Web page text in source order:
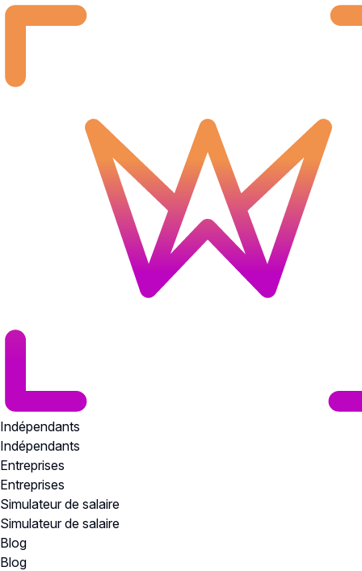
Indépendants
Indépendants
Entreprises
Entreprises
Simulateur de salaire
Simulateur de salaire
Blog
Blog